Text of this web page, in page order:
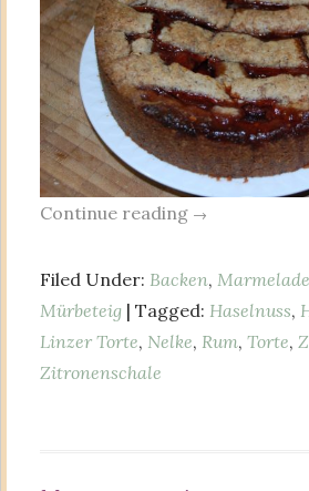
Continue reading →
Filed Under: Backen,
Mürbeteig | Tagged: Haselnuss,
Linzer Torte, Nelke, Rum, Torte,
Zitronenschale